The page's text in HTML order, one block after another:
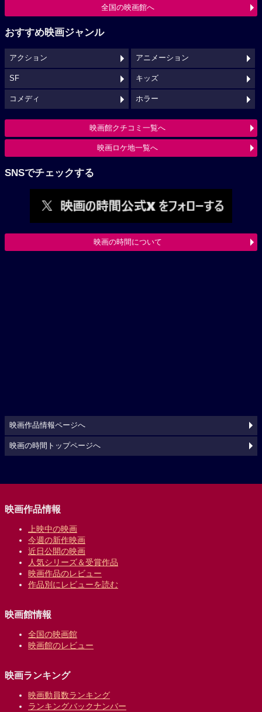
全国の映画館へ
おすすめ映画ジャンル
アクション アニメーション
SF キッズ
コメディ ホラー
映画館クチコミ一覧へ
映画ロケ地一覧へ
SNSでチェックする
映画の時間について
映画作品情報ページへ
映画の時間トップページへ
映画作品情報
上映中の映画
今週の新作映画
近日公開の映画
人気シリーズ＆受賞作品
映画作品のレビュー
作品別にレビューを読む
映画館情報
全国の映画館
映画館のレビュー
映画ランキング
映画動員数ランキング
ランキングバックナンバー